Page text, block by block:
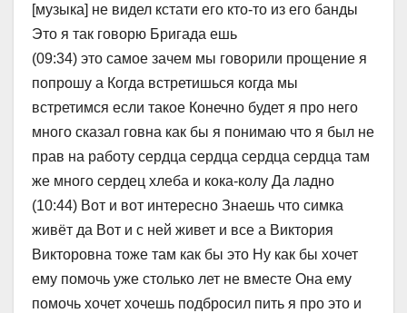
[музыка] не видел кстати его кто-то из его банды
Это я так говорю Бригада ешь
(09:34) это самое зачем мы говорили прощение я
попрошу а Когда встретишься когда мы
встретимся если такое Конечно будет я про него
много сказал говна как бы я понимаю что я был не
прав на работу сердца сердца сердца сердца там
же много сердец хлеба и кока-колу Да ладно
(10:44) Вот и вот интересно Знаешь что симка
живёт да Вот и с ней живет и все а Виктория
Викторовна тоже там как бы это Ну как бы хочет
ему помочь уже столько лет не вместе Она ему
помочь хочет хочешь подбросил пить я про это и